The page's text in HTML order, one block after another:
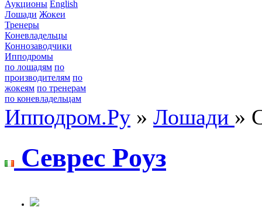
Аукционы English
Лошади Жокеи
Тренеры
Коневладельцы
Коннозаводчики
Ипподромы
по лошадям по
производителям по
жокеям по тренерам
по коневладельцам
Ипподром.Ру » Лошади »
Ceврeс Рoуз